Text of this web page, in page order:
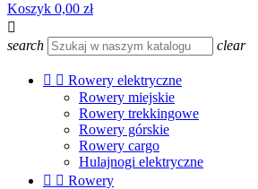
Koszyk 0,00 zł

search
clear
  Rowery elektryczne
Rowery miejskie
Rowery trekkingowe
Rowery górskie
Rowery cargo
Hulajnogi elektryczne
  Rowery